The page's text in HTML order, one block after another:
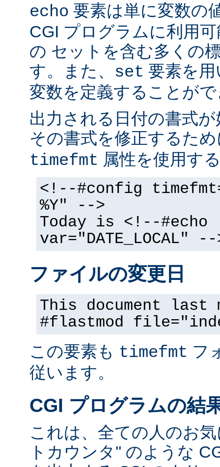
echo 要素は単に変数の
CGI プログラムに利用
の セットを含む多くの
す。また、 set 要素を
変数を定義することが
出力される日付の書式
その書式を修正するた
timefmt 属性を使用す
<!--#config
%Y" -->
Today is <!--#echo
var="DATE_LOCAL" --
ファイルの変更日
This document
#flastmod
この要素も timefmt フ
従います。
CGI プログラムの結
これは、全ての人のお
トカウンタ'' のような